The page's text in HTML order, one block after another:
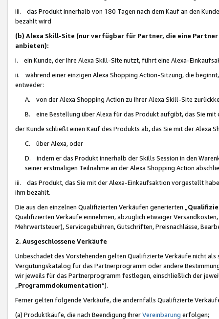
iii. das Produkt innerhalb von 180 Tagen nach dem Kauf an den
bezahlt wird
(b) Alexa Skill-Site (nur verfügbar für Partner, die eine
anbieten):
i. ein Kunde, der Ihre Alexa Skill-Site nutzt, führt eine Alexa-
ii. während einer einzigen Alexa Shopping Action-Sitzung, die
entweder:
A. von der Alexa Shopping Action zu Ihrer Alexa Skill-Site
B. eine Bestellung über Alexa für das Produkt aufgibt, das Sie mit
der Kunde schließt einen Kauf des Produkts ab, das Sie mit der Alexa
C. über Alexa, oder
D. indem er das Produkt innerhalb der Skills Session in den
seiner erstmaligen Teilnahme an der Alexa Shopping Action
iii. das Produkt, das Sie mit der Alexa-Einkaufsaktion vorgestellt
ihm bezahlt.
Die aus den einzelnen Qualifizierten Verkäufen generierten „
Qualifizierten Verkäufe einnehmen, abzüglich etwaiger
Mehrwertsteuer), Servicegebühren, Gutschriften, Preisnachlässe,
2. Ausgeschlossene Verkäufe
Unbeschadet des Vorstehenden gelten Qualifizierte Verkäufe nicht
Vergütungskatalog für das Partnerprogramm oder andere
wir jeweils für das Partnerprogramm festlegen, einschließlich der
Programmdokumentation“).
Ferner gelten folgende Verkäufe, die andernfalls Qualifizierte
(a) Produktkäufe, die nach Beendigung IhrerVereinbarung erfolgen;